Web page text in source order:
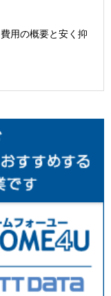
用の概要と安く抑